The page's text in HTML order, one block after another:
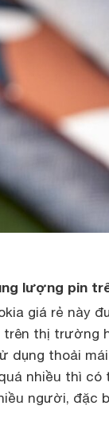
lượng pin
giá rẻ này
thị trường
dụng thoải
nhiều thì
người, đặc